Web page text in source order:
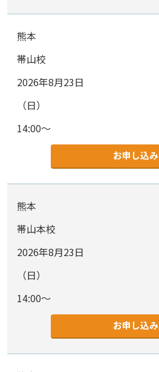
熊本
帯山校
2026年8月23日
（日）
14:00～
お申し込み
熊本
帯山本校
2026年8月23日
（日）
14:00～
お申し込み